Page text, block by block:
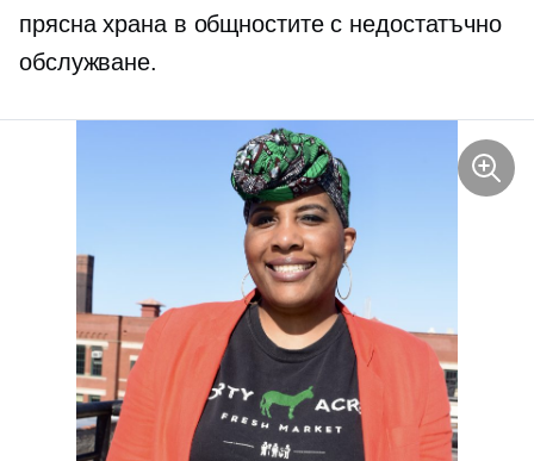
прясна храна в общностите с недостатъчно
обслужване.